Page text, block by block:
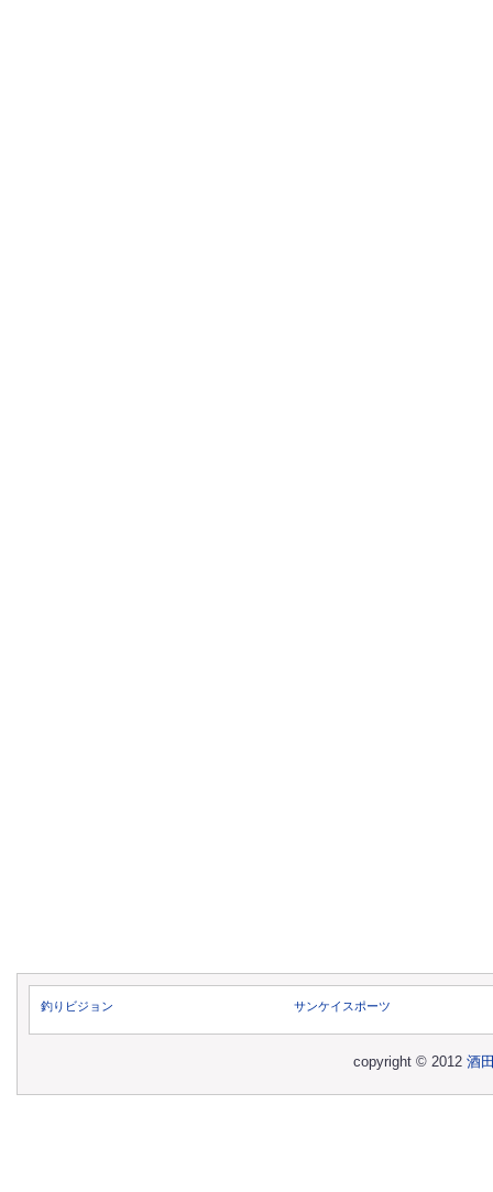
釣りビジョン サンケイスポーツ
copyright © 2012 酒